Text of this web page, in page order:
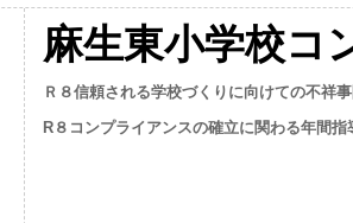
麻生東小学校コ
Ｒ８信頼される学校づくりに向けての不祥
R８コンプライアンスの確立に関わる年間指